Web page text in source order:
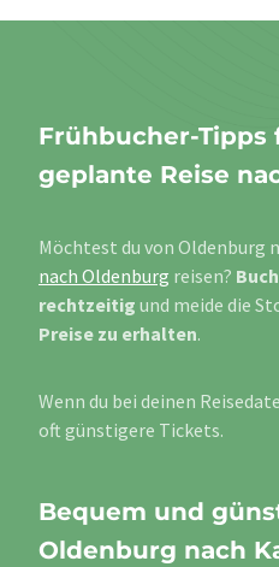
Frühbucher-Tipps
geplante Reise
Möchtest du von Oldenburg
nach Oldenburg reisen?
rechtzeitig und meide die
Preise zu erhalten.
Wenn du bei deinen
oft günstigere Tickets.
Bequem und
Oldenburg nach